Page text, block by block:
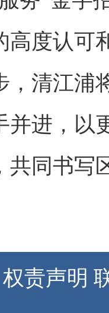
度认可
清江浦
进，以
同书写
权责声明